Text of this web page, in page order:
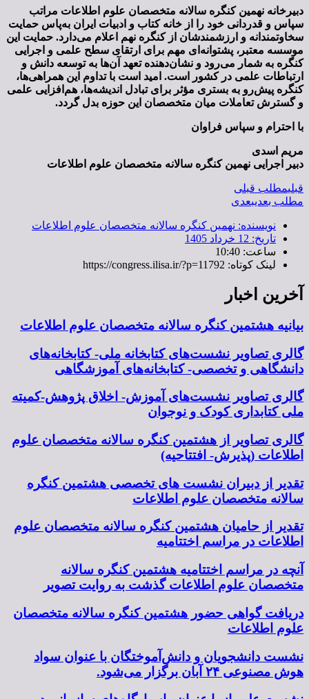
دبیرخانه نهمین کنگره سالانه متخصصان علوم اطلاعات مراتب
سپاس و قدردانی خود را از خانه کتاب و ادبیات ایران به‌پاس حمایت
سخاوتمندانه و ارزشمندشان از کنگره نهم اعلام می‌دارد. حمایت این
موسسه معتبر، پشتوانه‌ای مهم برای ارتقای سطح علمی و اجرایی
کنگره به شمار می‌رود و نشان‌دهنده تعهد آن‌ها به توسعه دانش و
ارتباطات علمی در کشور است. امید است با تداوم این همراهی‌ها،
کنگره پیش‌رو به بستری مؤثر برای تبادل اندیشه‌ها، هم‌افزایی علمی
و گسترش تعاملات میان متخصصان این حوزه بدل گردد.
با احترام و سپاس فراوان
مریم اسدی
دبیر اجرایی نهمین کنگره سالانه متخصصان علوم اطلاعات
قبلیمطلب قبلی
مطلب بعدیبعدی
نویسنده: نهمین کنگره سالانه متخصصان علوم اطلاعات
تاریخ: 12 خرداد 1405
ساعت: 10:40
لینک کوتاه: https://congress.ilisa.ir/?p=11792
آخرین اخبار
بیانیه هشتمین کنگره سالانه متخصصان علوم اطلاعات
گالری تصاویر نشست‌های کتابخانه ملی- کتابخانه‌های
دانشگاهی و تخصصی- کتابخانه‌های آموزشگاهی
گالری تصاویر نشست‌های آموزش- اخلاق پژوهش-کمیته
ملی کتابداری کودک و نوجوان
گالری تصاویر از هشتمین کنگره سالانه متخصصان علوم
اطلاعات (پذیرش- افتتاحیه)
تقدیر از دبیران نشست های تخصصی هشتمین کنگره
سالانه متخصصان علوم اطلاعات
تقدیر از حامیان هشتمین کنگره سالانه متخصصان علوم
اطلاعات در مراسم اختتامیه
آنچه در مراسم اختتامیه هشتمین کنگره سالانه
متخصصان علوم اطلاعات گذشت به روایت تصویر
دریافت گواهی حضور هشتمین کنگره سالانه متخصصان
علوم اطلاعات
نشست دانشجویان و دانش‌آموختگان با عنوان سواد
هوش مصنوعی ۲۴ آبان برگزار می‌شود.